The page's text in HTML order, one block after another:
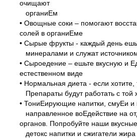
очищают
органиЕм
• Овощные соки – помогают
солей в органиЕме
• Сырые фрукты - каждый день
минералами и служат источником
• Сыроедение – ешьте вкусную и
естественном виде
• Нормальная диета - если
Препараты будут работать с той
• ТониЕирующие напитки, смуЕи и
направленное воЕдействие на
органов. Попробуйте наши
детокс напитки и сжигатели